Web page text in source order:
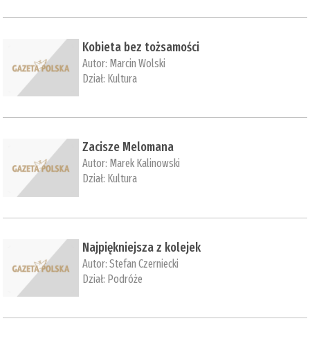
Kobieta bez tożsamości
Autor: Marcin Wolski
Dział: Kultura
Zacisze Melomana
Autor: Marek Kalinowski
Dział: Kultura
Najpiękniejsza z kolejek
Autor:Stefan Czerniecki
Dział: Podróże